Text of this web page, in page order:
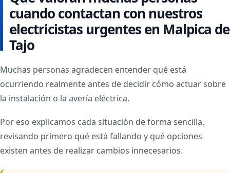
cuando contactan con nuestros
electricistas urgentes en Malpica de
Tajo
Muchas personas agradecen entender qué está
ocurriendo realmente antes de decidir cómo actuar sobre
la instalación o la avería eléctrica.
Por eso explicamos cada situación de forma sencilla,
revisando primero qué está fallando y qué opciones
existen antes de realizar cambios innecesarios.